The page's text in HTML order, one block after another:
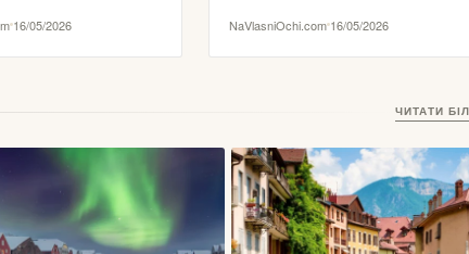
пропустити,
16/05/2026
— один із найкращих форматів…
NaVlasniOchi.com 16/05/2026
ЧИТАТИ